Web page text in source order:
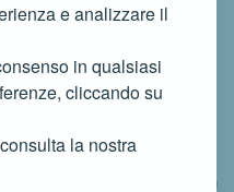
e analizzare il
in qualsiasi
cliccando su
la nostra
WEB TV
SU QUESTO SITO